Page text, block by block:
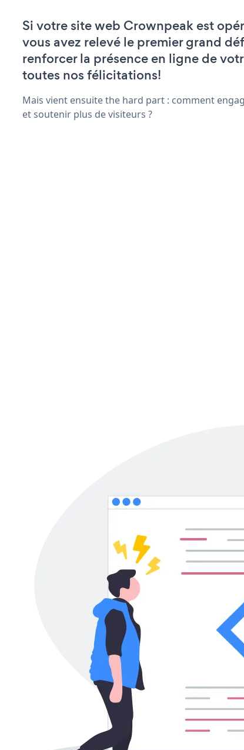
Si votre site web Crownpeak est
vous avez relevé le premier grand
renforcer la présence en ligne de
toutes nos félicitations!
Mais vient ensuite the hard part : comment
et soutenir plus de visiteurs ?